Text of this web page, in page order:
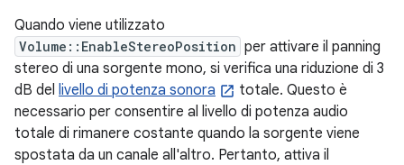
Quando viene utilizzato
Volume::EnableStereoPosition per attivare il panning
stereo di una sorgente mono, si verifica una riduzione di 3
dB del livello di potenza sonora
totale. Questo è
necessario per consentire al livello di potenza audio
totale di rimanere costante quando la sorgente viene
spostata da un canale all'altro. Pertanto, attiva il